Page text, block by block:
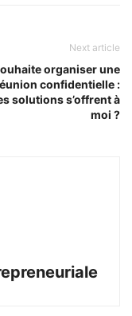
Next article
organiser une
confidentielle :
solutions s’offrent à
moi ?